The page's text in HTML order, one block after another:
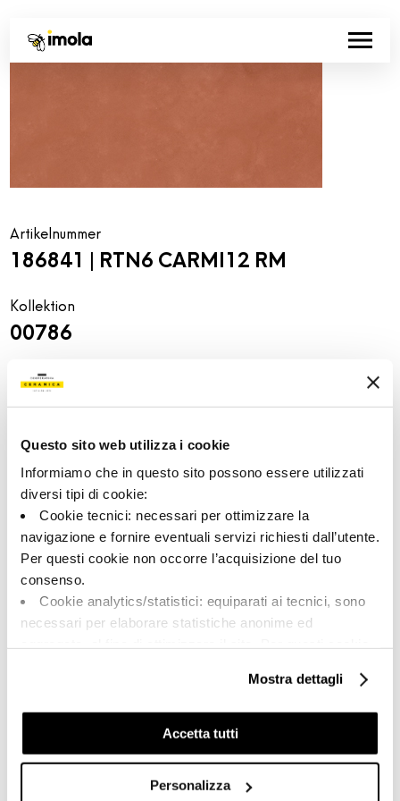
Questo sito web utilizza i cookie
Informiamo che in questo sito possono essere utilizzati
diversi tipi di cookie:
Cookie tecnici: necessari per ottimizzare la
navigazione e fornire eventuali servizi richiesti dall’utente.
Per questi cookie non occorre l’acquisizione del tuo
consenso.
Cookie analytics/statistici: equiparati ai tecnici, sono
necessari per elaborare statistiche anonime ed
Cookie di profilazione/marketing: sono utilizzati, solo
previo tuo consenso, per esaminare le tue abitudini di
navigazione e mostrarti quindi avvisi pubblicitari mirati, in
linea con le tue preferenze.
cookie di profilazione, selezionando uno dei bottoni sotto
Mostra dettagli
Accetta tutti
Personalizza
Artikelnummer
186841 | RTN6 CARMI12 RM
Kollektion
00786
Farbe:
Karminrot
60.0x120.0
V1
Maßeinheit:
MQ
Share: